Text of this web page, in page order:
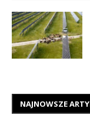
NAJNOWSZE